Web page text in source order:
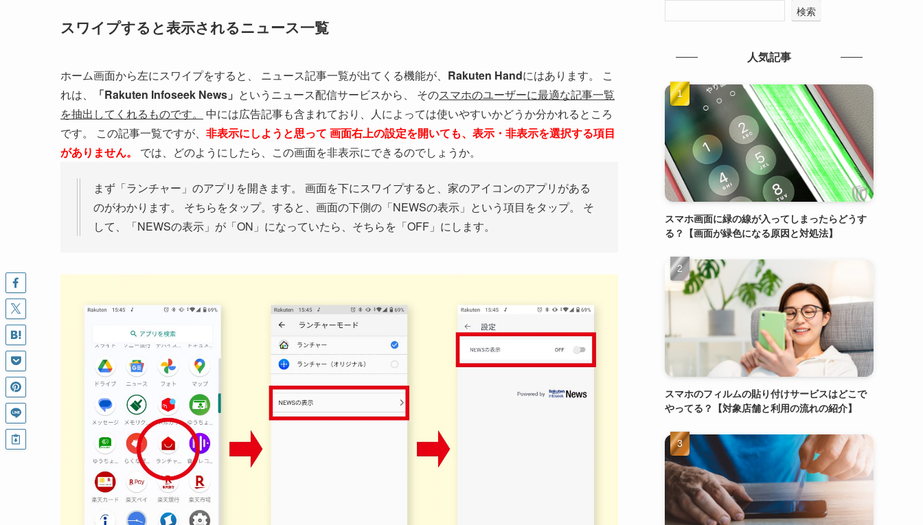
スワイプすると表示されるニュース一覧
ホーム画面から左にスワイプをすると、 ニュース記事一覧が出てくる機能が、 Rakuten Handにはあります。 こ
れは、
「Rakuten Infoseek News」 というニュース配信サービスから、 そのスマホのユーザーに最適な記事一覧
を抽出してくれるものです。
中には広告記事も含まれており、人によっては使いやすいかどうか分かれるところ
です。 この記事一覧ですが、 非表示にしようと思って 画面右上の設定を開いても、表示・非表示を選択する項目
がありません。
では、どのようにしたら、この画面を非表示にできるのでしょうか。
まず「ランチャー」のアプリを開きます。 画面を下にスワイプすると、家のアイコンのアプリがある
のがわかります。 そちらをタップ。すると、画面の下側の「NEWSの表示」という項目をタップ。 そ
して、「NEWSの表示」が「ON」になっていたら、そちらを「OFF」にします。
検索
人気記事
スマホ画面に緑の線が入ってしまったらどうす
る？【画面が緑色になる原因と対処法】
スマホのフィルムの貼り付けサービスはどこで
やってる？【対象店舗と利用の流れの紹介】